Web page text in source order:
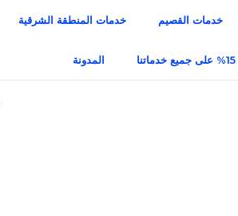
خدمات القصيم خدمات المنطقة الشرقية
المدونة